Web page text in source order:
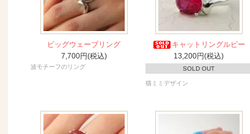
ビッグウェーブリング
7,700円(税込)
波モチーフのリング
キャットリングルビー
13,200円(税込)
SOLD OUT
猫ミミデザイン